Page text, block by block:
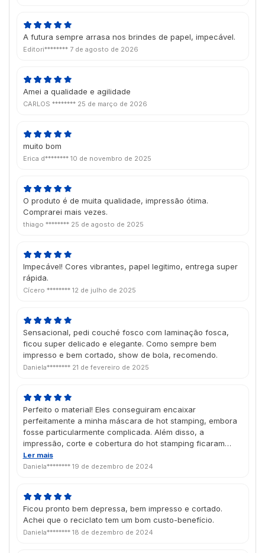
A futura sempre arrasa nos brindes de papel, impecável.
Editori******** 7 de agosto de 2026
Amei a qualidade e agilidade
CARLOS ******** 25 de março de 2026
muito bom
Erica d******** 10 de novembro de 2025
O produto é de muita qualidade, impressão ótima.
Comprarei mais vezes.
thiago ******** 25 de agosto de 2025
Impecável! Cores vibrantes, papel legitimo, entrega super
rápida.
Cícero ******** 12 de julho de 2025
Sensacional, pedi couché fosco com laminação fosca,
ficou super delicado e elegante. Como sempre bem
impresso e bem cortado, show de bola, recomendo.
Daniela******** 21 de fevereiro de 2025
Perfeito o material! Eles conseguiram encaixar
perfeitamente a minha máscara de hot stamping, embora
fosse particularmente complicada. Além disso, a
impressão, corte e cobertura do hot stamping ficaram
muito bons. Chegou antes do esperado, bem em tempo
pro Natal, estou muito satisfeita com o trabalho da Futura
Ler mais
Daniela******** 19 de dezembro de 2024
Ficou pronto bem depressa, bem impresso e cortado.
Achei que o reciclato tem um bom custo-benefício.
Daniela******** 18 de dezembro de 2024